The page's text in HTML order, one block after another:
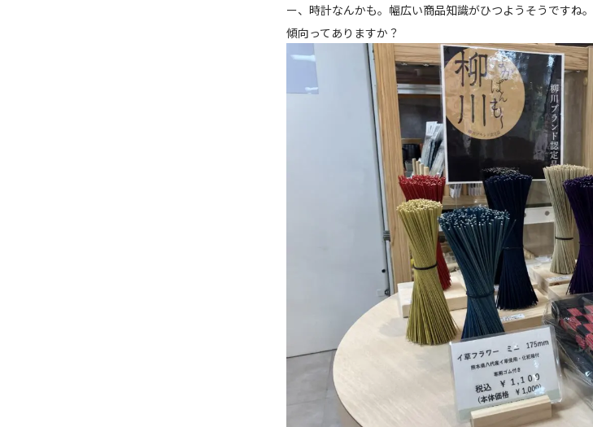
ー、時計なんかも。幅広い商品知識がひつようそうですね。
傾向ってありますか？